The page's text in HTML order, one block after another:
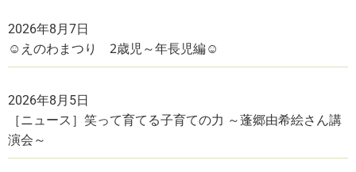
2026年8月7日
☺えのわまつり 2歳児～年長児編☺
2026年8月5日
［ニュース］笑って育てる子育ての力 ～蓬郷由希絵さん講
演会～